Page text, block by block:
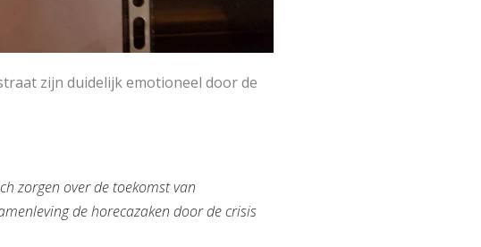
zijn duidelijk emotioneel door de
zorgen over de toekomst van
de horecazaken door de crisis